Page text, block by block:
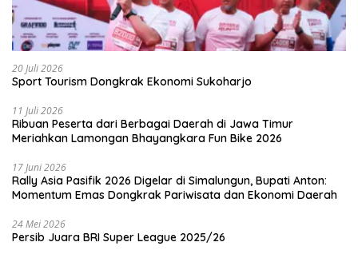
20 Juli 2026
Sport Tourism Dongkrak Ekonomi Sukoharjo
11 Juli 2026
Ribuan Peserta dari Berbagai Daerah di Jawa Timur
Meriahkan Lamongan Bhayangkara Fun Bike 2026
17 Juni 2026
Rally Asia Pasifik 2026 Digelar di Simalungun, Bupati Anton:
Momentum Emas Dongkrak Pariwisata dan Ekonomi Daerah
24 Mei 2026
Persib Juara BRI Super League 2025/26